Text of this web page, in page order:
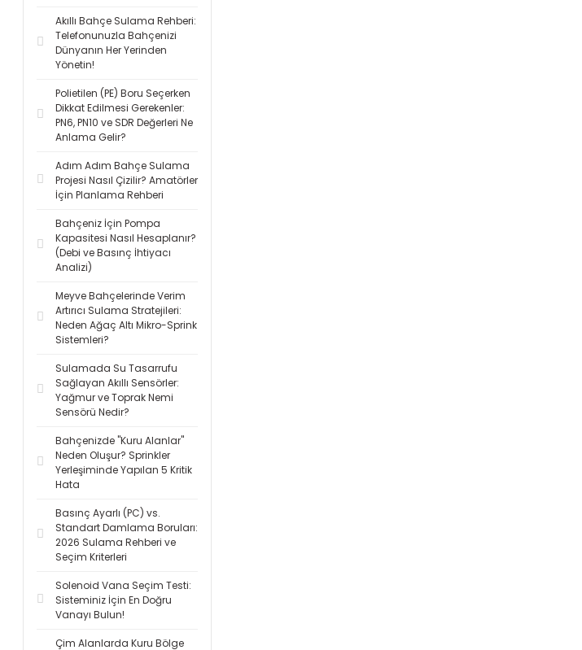
Akıllı Bahçe Sulama Rehberi:
Telefonunuzla Bahçenizi
Dünyanın Her Yerinden
Yönetin!
Polietilen (PE) Boru Seçerken
Dikkat Edilmesi Gerekenler:
PN6, PN10 ve SDR Değerleri Ne
Anlama Gelir?
Adım Adım Bahçe Sulama
Projesi Nasıl Çizilir? Amatörler
İçin Planlama Rehberi
Bahçeniz İçin Pompa
Kapasitesi Nasıl Hesaplanır?
(Debi ve Basınç İhtiyacı
Analizi)
Meyve Bahçelerinde Verim
Artırıcı Sulama Stratejileri:
Neden Ağaç Altı Mikro-Sprink
Sistemleri?
Sulamada Su Tasarrufu
Sağlayan Akıllı Sensörler:
Yağmur ve Toprak Nemi
Sensörü Nedir?
Bahçenizde "Kuru Alanlar"
Neden Oluşur? Sprinkler
Yerleşiminde Yapılan 5 Kritik
Hata
Basınç Ayarlı (PC) vs.
Standart Damlama Boruları:
2026 Sulama Rehberi ve
Seçim Kriterleri
Solenoid Vana Seçim Testi:
Sisteminiz İçin En Doğru
Vanayı Bulun!
Çim Alanlarda Kuru Bölge